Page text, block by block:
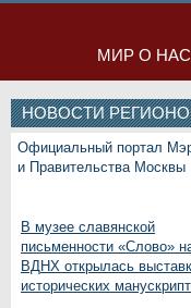
МИР О
НОВОСТИ
Официальный портал
и Правительства Москвы
В музее славянской
письменности «Слово»
ВДНХ открылась
исторических